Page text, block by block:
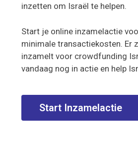
inzetten om Israël te helpen.
Start je online inzamelactie
minimale transactiekosten. Er
inzamelt voor crowdfunding
vandaag nog in actie en help
Start Inzamelactie